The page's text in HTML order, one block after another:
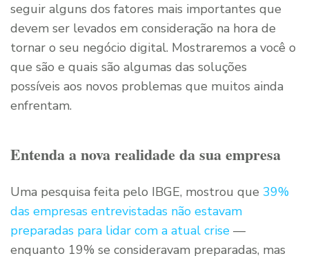
seguir alguns dos fatores mais importantes que
devem ser levados em consideração na hora de
tornar o seu negócio digital. Mostraremos a você o
que são e quais são algumas das soluções
possíveis aos novos problemas que muitos ainda
enfrentam.
Entenda a nova realidade da sua empresa
Uma pesquisa feita pelo IBGE, mostrou que 39%
das empresas entrevistadas não estavam
preparadas para lidar com a atual crise —
enquanto 19% se consideravam preparadas, mas